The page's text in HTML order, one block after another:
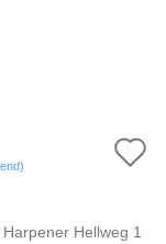
Hellweg 1